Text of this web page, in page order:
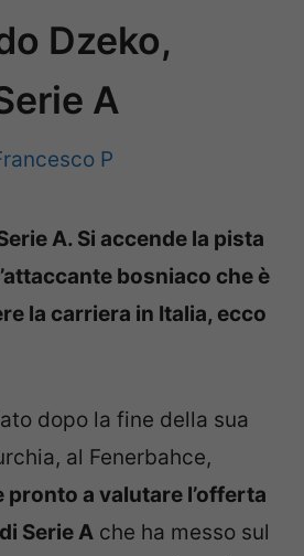
Dzeko,
A
P
A. Si accende la pista
bosniaco che è
la carriera in Italia, ecco
dopo la fine della sua
al Fenerbahce,
pronto a valutare l’offerta
Serie A che ha messo sul